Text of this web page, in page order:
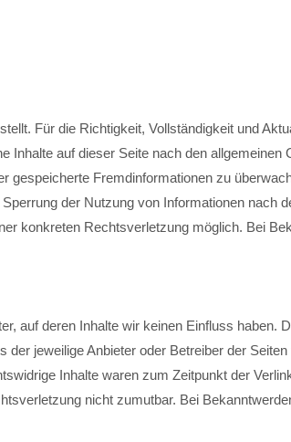
Für die Richtigkeit, Vollständigkeit und
Inhalte auf dieser Seite nach den
gespeicherte Fremdinformationen zu
der Nutzung von Informationen nach
konkreten Rechtsverletzung möglich. Bei
auf deren Inhalte wir keinen Einfluss
der jeweilige Anbieter oder Betreiber der
Inhalte waren zum Zeitpunkt der
nicht zumutbar. Bei